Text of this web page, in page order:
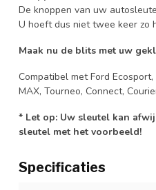
De knoppen van uw
U hoeft dus niet twee keer zo
Maak nu de blits met uw
Compatibel met Ford Ecosport,
MAX, Tourneo, Connect,
* Let op: Uw sleutel kan
sleutel met het voorbeeld!
Specificaties